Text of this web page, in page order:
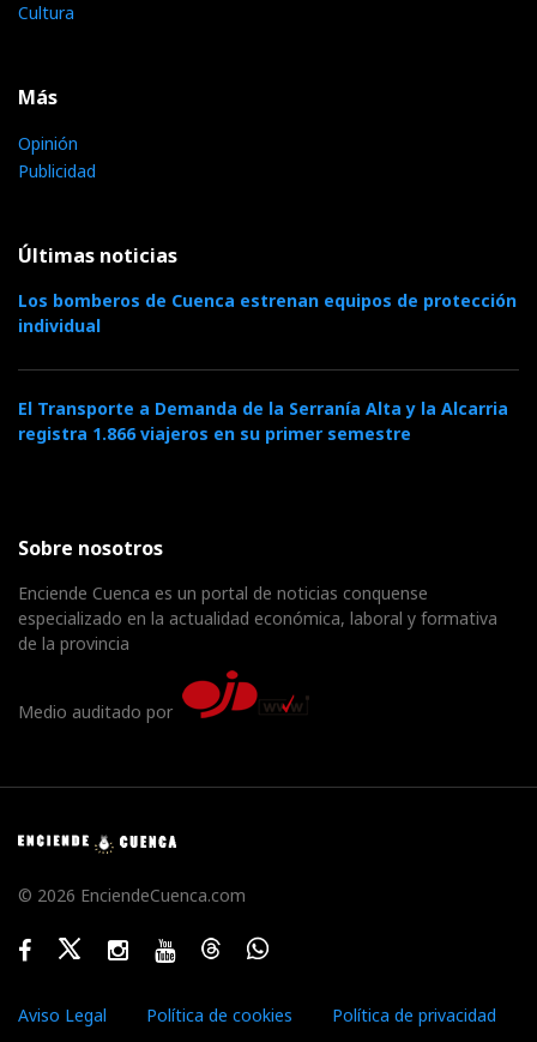
Cultura
Más
Opinión
Publicidad
Últimas noticias
Los bomberos de Cuenca estrenan equipos de protección
individual
El Transporte a Demanda de la Serranía Alta y la Alcarria
registra 1.866 viajeros en su primer semestre
Sobre nosotros
Enciende Cuenca es un portal de noticias conquense
especializado en la actualidad económica, laboral y formativa
de la provincia
Medio auditado por
© 2026 EnciendeCuenca.com
FacebookTwitterInstagramYoutubeThreadsWhatsApp
Aviso Legal Política de cookies Política de privacidad